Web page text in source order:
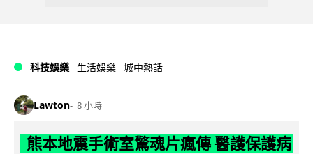
科技娛樂 生活娛樂 城中熱話
Lawton 8 小時
熊本地震手術室驚魂片瘋傳 醫護保護病